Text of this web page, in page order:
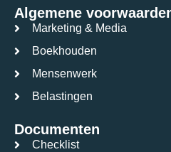
Algemene
Marketing & Media
Boekhouden
Mensenwerk
Belastingen
Documenten
Checklist